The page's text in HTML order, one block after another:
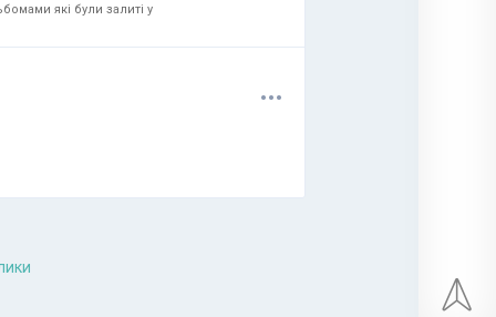
які були залиті у
...